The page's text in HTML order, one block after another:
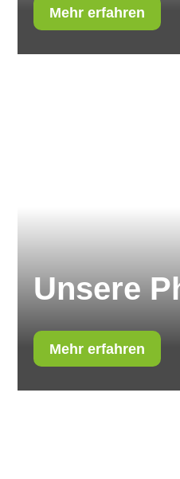
Mehr erfahren
Unsere
Mehr erfahren